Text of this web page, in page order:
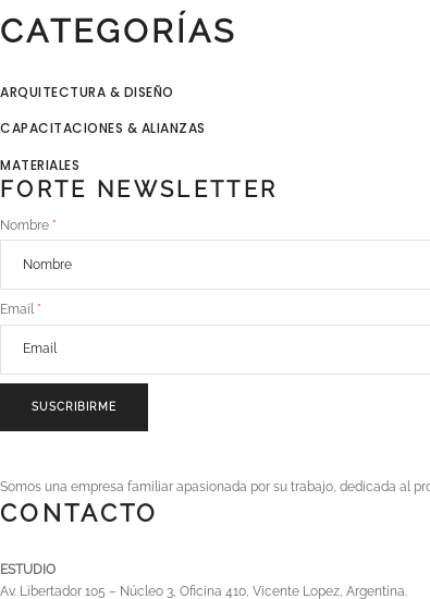
CATEGORÍAS
ARQUITECTURA & DISEÑO
CAPACITACIONES & ALIANZAS
MATERIALES
FORTE NEWSLETTER
Nombre
Email
SUSCRIBIRME
Somos una empresa familiar apasionada por su trabajo, dedicada al
CONTACTO
ESTUDIO
Av. Libertador 105 – Núcleo 3, Oficina 410, Vicente Lopez, Argentina.